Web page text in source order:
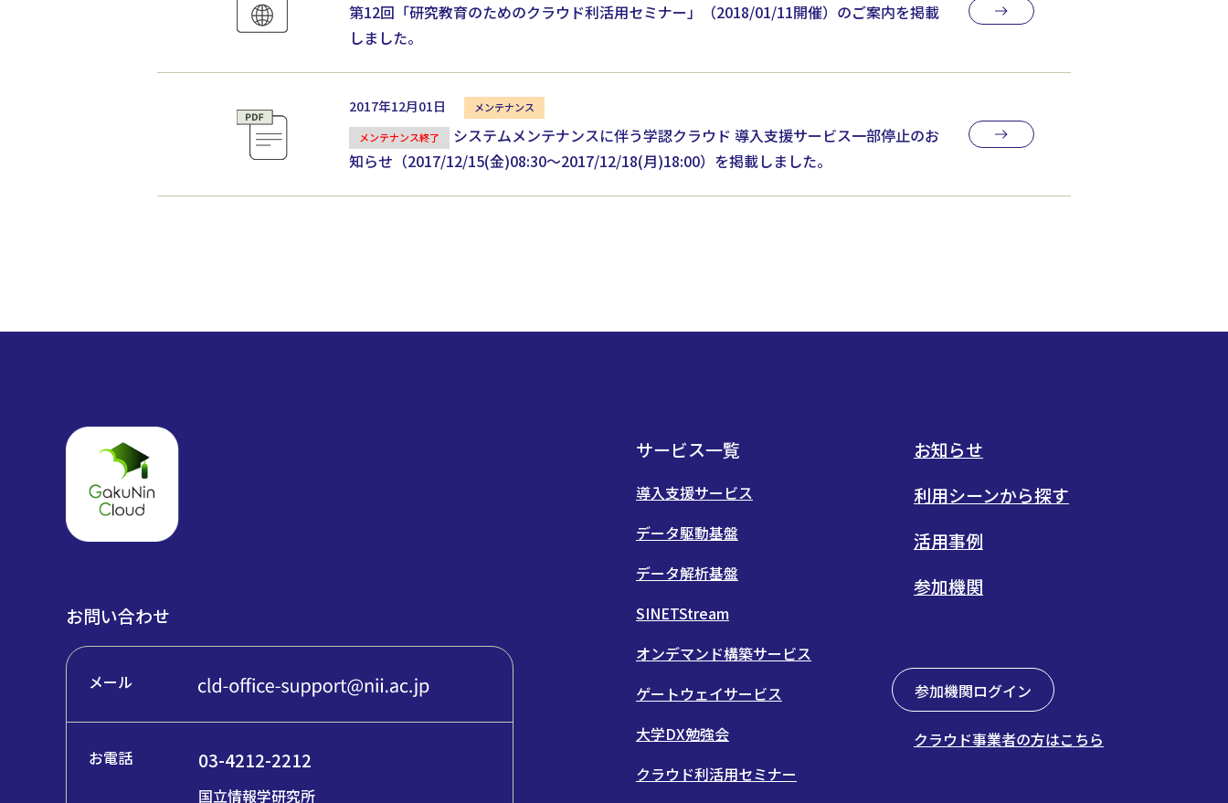
第12回「研究教育のためのクラウド利活用セミナー」（2018/01/11開催）のご案内を掲載
しました。
2017年12月01日
メンテナンス終了
システムメンテナンスに伴う学認クラウド 導入支援サービス一部停止のお
知らせ（2017/12/15(金)08:30～2017/12/18(月)18:00）を掲載しました。
お問い合わせ
メール
お電話 03-4212-2212
国立情報学研究所
サービス一覧
導入支援サービス
データ駆動基盤
データ解析基盤
SINETStream
オンデマンド構築サービス
ゲートウェイサービス
大学DX勉強会
クラウド利活用セミナー
お知らせ
利用シーンから探す
活用事例
参加機関
参加機関ログイン
クラウド事業者の方はこちら